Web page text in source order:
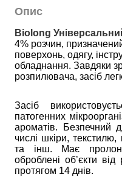
Опис
Biolong
4% розчин,
поверхонь, одягу,
обладнання. Завдяки
розпилювача, засіб
Засіб
патогенних
ароматів. Безпечний
числі шкіри, текстилю,
та інш. Має
оброблені обʼєкти від
протягом 14 днів.